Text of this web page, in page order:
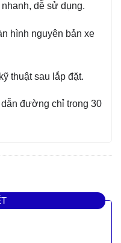
dễ sử dụng.
hình nguyên bản xe
thuật sau lắp đặt.
đường chỉ trong 30